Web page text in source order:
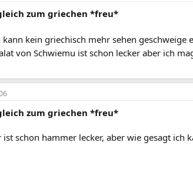
zum griechen *freu*
kein griechisch mehr sehen geschweige
von Schwiemu ist schon lecker aber ich
zum griechen *freu*
ist schon hammer lecker, aber wie gesagt ich